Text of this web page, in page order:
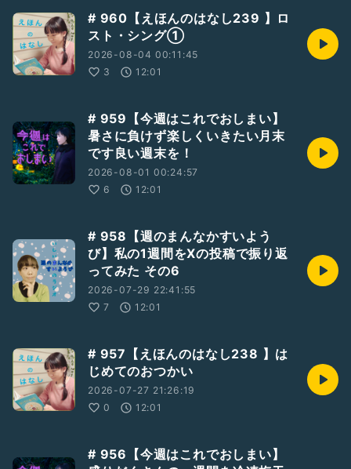
# 960【えほんのはなし239 】ロ
スト・シング①
2026-08-04 00:11:45
3
12:01
# 959【今週はこれでおしまい】
暑さに負けず楽しくいきたい月末
です良い週末を！
2026-08-01 00:24:57
6
12:01
# 958【週のまんなかすいよう
び】私の1週間をXの投稿で振り返
ってみた その6
2026-07-29 22:41:55
7
12:01
# 957【えほんのはなし238 】は
じめてのおつかい
2026-07-27 21:26:19
0
12:01
# 956【今週はこれでおしまい】